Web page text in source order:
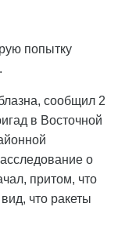
попытку
сообщил 2
в Восточной
о
притом, что
что ракеты